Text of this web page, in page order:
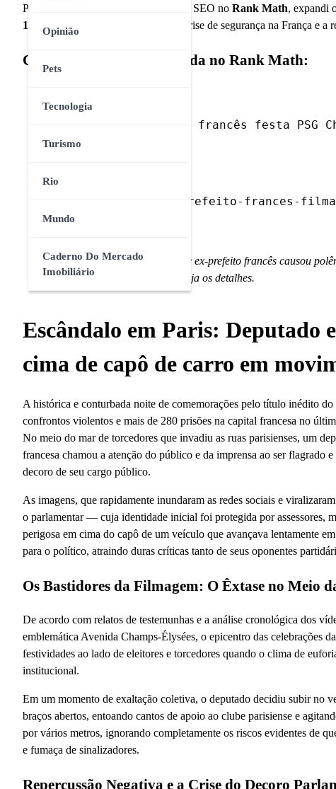
Opinião
Pets
Tecnologia
Turismo
Rio
Mundo
Caderno Do Mercado
Imobiliário
Para alcançar a pontuação máxima de SEO no Rank Math, expandi
1.250 palavras
, contextualizando a crise de segurança na França e
Configuração Recomendada no Rank Math:
deputado francês festa PSG
Paris)
deputado-ex-prefeito-frances-
Meta Description: Um deputado e ex-prefeito francês causou
festa do título do PSG em Paris. Veja os detalhes.
Escândalo em Paris: Deputado
cima de capô de carro em
A histórica e conturbada noite de comemorações pelo título inédito
confrontos violentos e mais de 280 prisões na capital francesa no
No meio do mar de torcedores que invadiu as ruas parisienses, um
francesa chamou a atenção do público e da imprensa ao ser
decoro de seu cargo público.
As imagens, que rapidamente inundaram as redes sociais e
o parlamentar — cuja identidade inicial foi protegida por assessores,
perigosa em cima do capô de um veículo que avançava lentamente
para o político, atraindo duras críticas tanto de seus oponentes
Os Bastidores da Filmagem: O Êxtase no Meio
De acordo com relatos de testemunhas e a análise cronológica dos
emblemática Avenida Champs-Élysées, o epicentro das celebrações
festividades ao lado de eleitores e torcedores quando o clima de
institucional.
Em um momento de exaltação coletiva, o deputado decidiu subir no
braços abertos, entoando cantos de apoio ao clube parisiense e
por vários metros, ignorando completamente os riscos evidentes de
e fumaça de sinalizadores.
Repercussão Negativa e a Crise do Decoro